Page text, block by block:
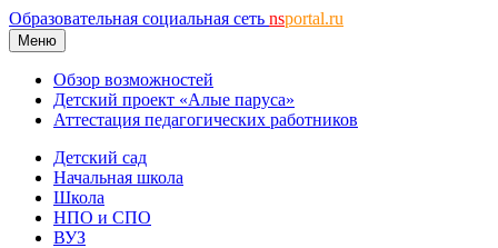
Образовательная социальная сеть nsportal.ru
Меню
Обзор возможностей
Детский проект «Алые паруса»
Аттестация педагогических работников
Детский сад
Начальная школа
Школа
НПО и СПО
ВУЗ